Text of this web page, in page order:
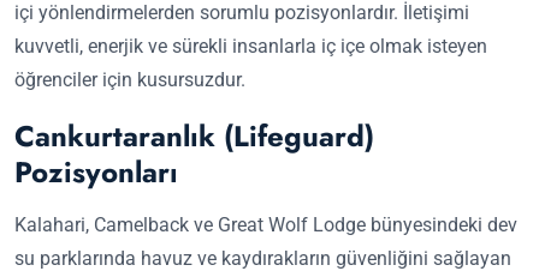
içi yönlendirmelerden sorumlu pozisyonlardır. İletişimi
kuvvetli, enerjik ve sürekli insanlarla iç içe olmak isteyen
öğrenciler için kusursuzdur.
Cankurtaranlık (Lifeguard)
Pozisyonları
Kalahari, Camelback ve Great Wolf Lodge bünyesindeki dev
su parklarında havuz ve kaydırakların güvenliğini sağlayan